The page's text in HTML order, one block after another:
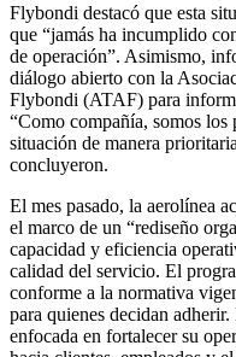
Flybondi destacó que esta
que “jamás ha incumplido
de operación”. Asimismo,
diálogo abierto con la
Flybondi (ATAF) para
“Como compañía, somos los
situación de manera
concluyeron.
El mes pasado, la aerolínea
el marco de un “rediseño
capacidad y eficiencia
calidad del servicio. El
conforme a la normativa
para quienes decidan
enfocada en fortalecer su